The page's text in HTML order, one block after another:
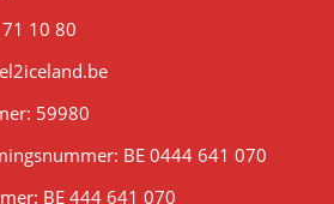
10 80
59980
BE 0444 641 070
BE 444 641 070